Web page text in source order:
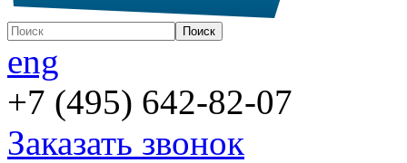
eng
+7 (495) 642-82-07
Заказать звонок